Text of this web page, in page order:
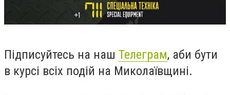
Підписуйтесь на наш Телеграм, аби бути
в курсі всіх подій на Миколаївщині.